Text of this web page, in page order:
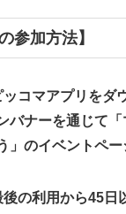
参加方法】
コマアプリをダ
バナーを通じて
」のイベントペー
後の利用から45日